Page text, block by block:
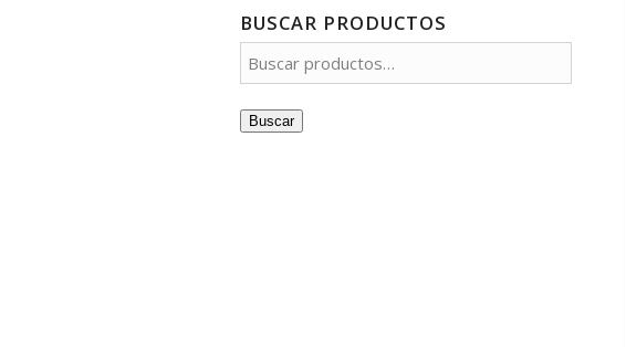
BUSCAR PRODUCTOS
Buscar